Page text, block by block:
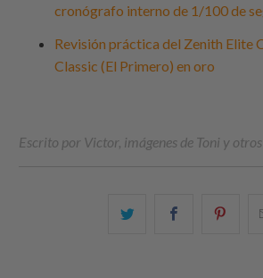
cronógrafo interno de 1/100 de
Revisión práctica del Zenith Elite
Classic (El Primero) en oro
Escrito por Victor, imágenes de Toni y
ComparteComparte